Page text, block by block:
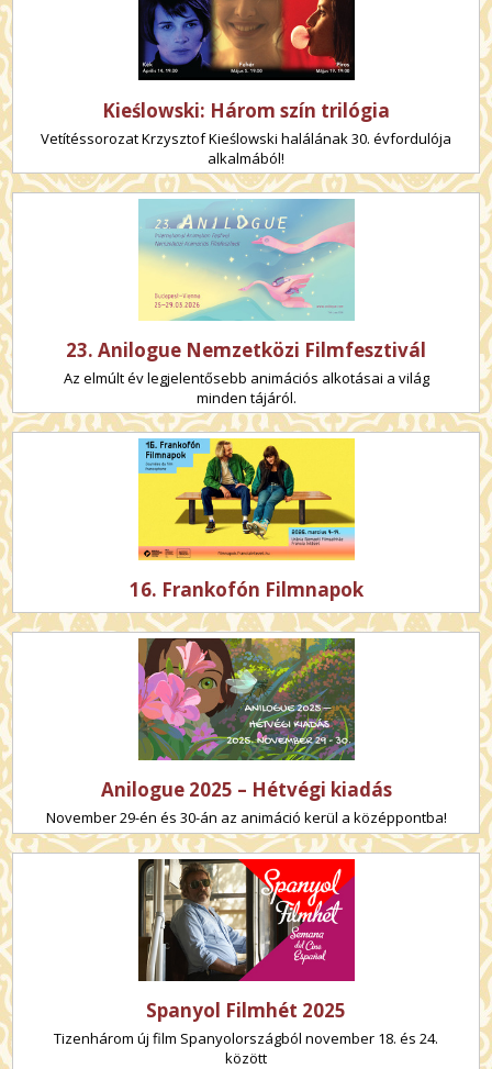
Kieślowski: Három szín trilógia
Vetítéssorozat Krzysztof Kieślowski halálának 30. évfordulója
alkalmából!
23. Anilogue Nemzetközi Filmfesztivál
Az elmúlt év legjelentősebb animációs alkotásai a világ
minden tájáról.
16. Frankofón Filmnapok
Anilogue 2025 – Hétvégi kiadás
November 29-én és 30-án az animáció kerül a középpontba!
Spanyol Filmhét 2025
Tizenhárom új film Spanyolországból november 18. és 24.
között